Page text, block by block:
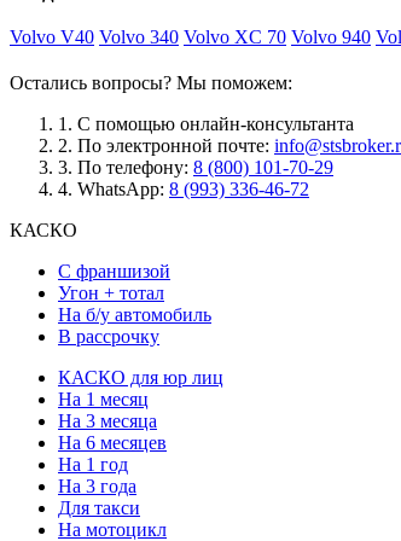
Volvo V40 Volvo 340 Volvo XC 70 Volvo 940
Остались вопросы? Мы поможем:
1. С помощью онлайн-консультанта
2. По электронной почте:
3. По телефону: 8 (800) 101-70-29
4. WhatsApp: 8 (993) 336-46-72
КАСКО
С франшизой
Угон + тотал
На б/у автомобиль
В рассрочку
КАСКО для юр лиц
На 1 месяц
На 3 месяца
На 6 месяцев
На 1 год
На 3 года
Для такси
На мотоцикл